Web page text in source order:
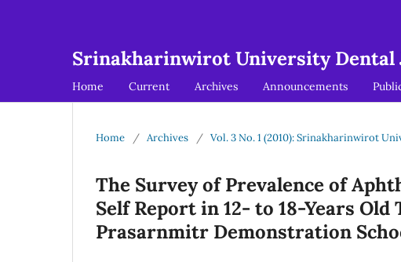
Srinakharinwirot University Dental
Home Current Archives Announcements
Home / Archives / Vol. 3 No. 1 (2010): Srinakharinwirot
The Survey of Prevalence of
Self Report in 12- to 18-Years
Prasarnmitr Demonstration